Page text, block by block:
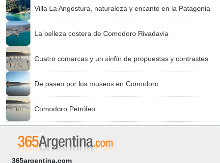
Villa La Angostura, naturaleza y encanto en la Patagonia
La belleza costera de Comodoro Rivadavia
Cuatro comarcas y un sinfín de propuestas y contrastes
De paseo por los museos en Comodoro
Comodoro Petróleo
365argentina.com